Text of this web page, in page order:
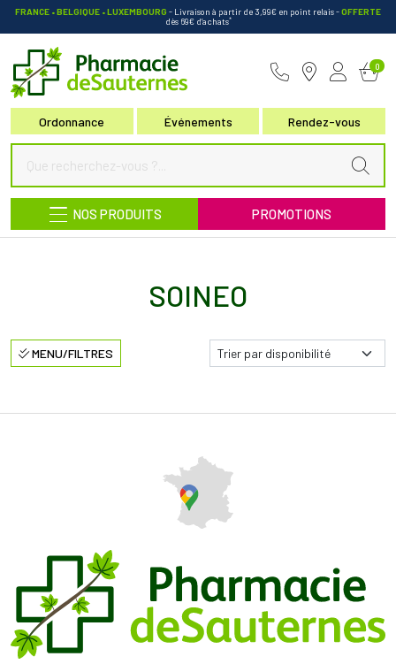
FRANCE • BELGIQUE • LUXEMBOURG - Livraison à partir de 3,99€ en point relais-OFFERTE
dès 69€ d’achats*
Ordonnance Événements Rendez-vous
0
NOS PRODUITS PROMOTIONS
SOINEO
MENU/FILTRES